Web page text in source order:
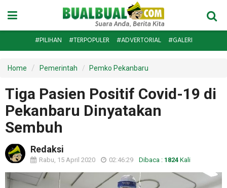
#PILIHAN #TERPOPULER #ADVERTORIAL #GALERI
Home Pemerintah Pemko Pekanbaru
Tiga Pasien Positif Covid-19 di
Pekanbaru Dinyatakan
Sembuh
Redaksi
Rabu, 15 April 2020 02:46:29 Dibaca : 1824 Kali